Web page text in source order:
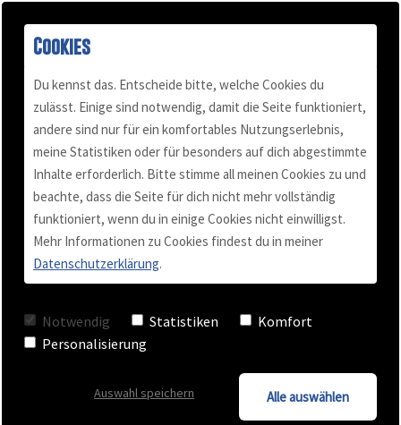
Kundenstimmen
Für Selbständige
Team Training
Business Coaching
Keynote - Vortrag
Blog
Videos
Checkliste
Termin vereinbaren
Meine Videos
Cookies
Du kennst das. Entscheide bitte, welche Cookies du
zulässt. Einige sind notwendig, damit die Seite funktioniert,
andere sind nur für ein komfortables Nutzungserlebnis,
meine Statistiken oder für besonders auf dich abgestimmte
Inhalte erforderlich. Bitte stimme all meinen Cookies zu und
beachte, dass die Seite für dich nicht mehr vollständig
funktioniert, wenn du in einige Cookies nicht einwilligst.
Mehr Informationen zu Cookies findest du in meiner
Datenschutzerklärung.
Notwendig Statistiken
Komfort
Personalisierung
Auswahl speichern Alle auswählen